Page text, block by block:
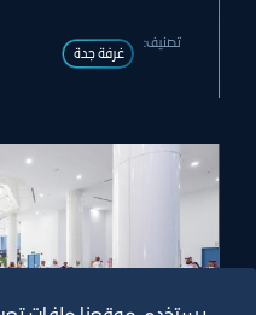
تصنيف:
غرفة جدة